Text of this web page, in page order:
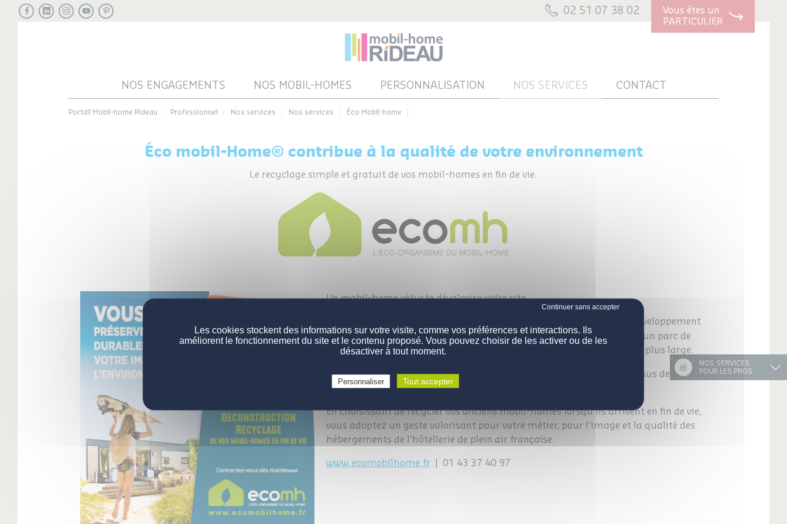
Facebook
LinkedInInstagram
YoutubePinterest
02 51 07 38 02
Vous êtes un
PARTICULIER
NOS ENGAGEMENTS NOS MOBIL-HOMES PERSONNALISATION NOS SERVICES CONTACT
NOS SERVICES
POUR LES PROS
Portail Mobil-home Rideau Professionnel Nos services Nos services Éco Mobil-home
Éco mobil-Home® contribue à la qualité de votre environnement
Le recyclage simple et gratuit de vos mobil-homes en fin de vie.
Un mobil-home vétuste dévalorise votre site.
Les principaux constructeurs français se sont équipés d’un outil de développement
durable à votre service :Éco mobil-Home®, qui vous aide à proposer un parc de
mobil-homes de nouvelle génération, séduisant une clientèle toujours plus large.
Le recyclage permet de valoriser en moyenne
issus des mobil-
homes hors d’usage.
En choisissant de recycler vos anciens mobil-homes lorsqu’ils arrivent en fin de vie,
vous adoptez un geste valorisant pour votre métier, pour l’image et la qualité des
hébergements de l’hôtellerie de plein air française.
www.ecomobilhome.fr | 01 43 37 40 97
Les cookies stockent des informations sur votre visite, comme vos préférences et interactions. Ils
améliorent le fonctionnement du site et le contenu proposé. Vous pouvez choisir de les activer ou de les
désactiver à tout moment.
Tout accepter
Personnaliser